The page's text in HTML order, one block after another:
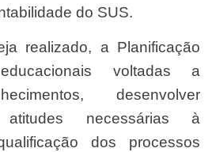
do SUS.
voltadas a
desenvolver
necessárias à
dos processos